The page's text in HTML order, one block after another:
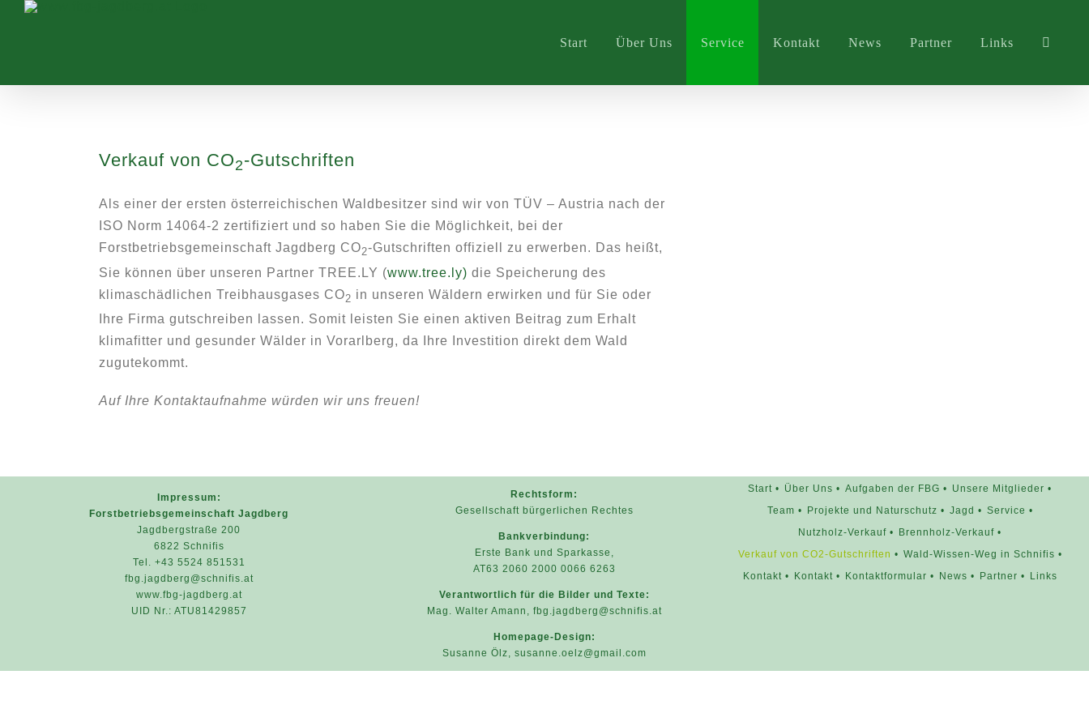
Zum
Start Über Uns Service Kontakt News Partner Links
Verkauf von CO2-Gutschriften
Als einer der ersten österreichischen Waldbesitzer sind wir von TÜV – Austria nach der
ISO Norm 14064-2 zertifiziert und so haben Sie die Möglichkeit, bei der
Forstbetriebsgemeinschaft Jagdberg CO2-Gutschriften offiziell zu erwerben. Das heißt,
Sie können über unseren Partner TREE.LY (www.tree.ly) die Speicherung des
klimaschädlichen Treibhausgases CO2 in unseren Wäldern erwirken und für Sie oder
Ihre Firma gutschreiben lassen. Somit leisten Sie einen aktiven Beitrag zum Erhalt
klimafitter und gesunder Wälder in Vorarlberg, da Ihre Investition direkt dem Wald
zugutekommt.
Auf Ihre Kontaktaufnahme würden wir uns freuen!
Impressum:
Forstbetriebsgemeinschaft Jagdberg
Jagdbergstraße 200
6822 Schnifis
Tel. +43 5524 851531
fbg.jagdberg@schnifis.at
www.fbg-jagdberg.at
UID Nr.: ATU81429857
Rechtsform:
Gesellschaft bürgerlichen Rechtes
Bankverbindung:
Erste Bank und Sparkasse,
AT63 2060 2000 0066 6263
Verantwortlich für die Bilder und Texte:
Mag. Walter Amann, fbg.jagdberg@schnifis.at
Homepage-Design:
Susanne Ölz, susanne.oelz@gmail.com
Start Über Uns Aufgaben der FBG
Unsere Mitglieder
Team
Projekte und Naturschutz Jagd
Service
Nutzholz-Verkauf
Brennholz-Verkauf
Verkauf von CO2-Gutschriften
Wald-Wissen-Weg in Schnifis
Kontakt
Kontakt Kontaktformular News Partner Links